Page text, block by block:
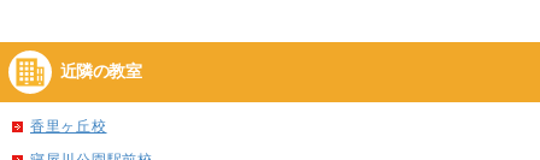
近隣の教室
香里ヶ丘校